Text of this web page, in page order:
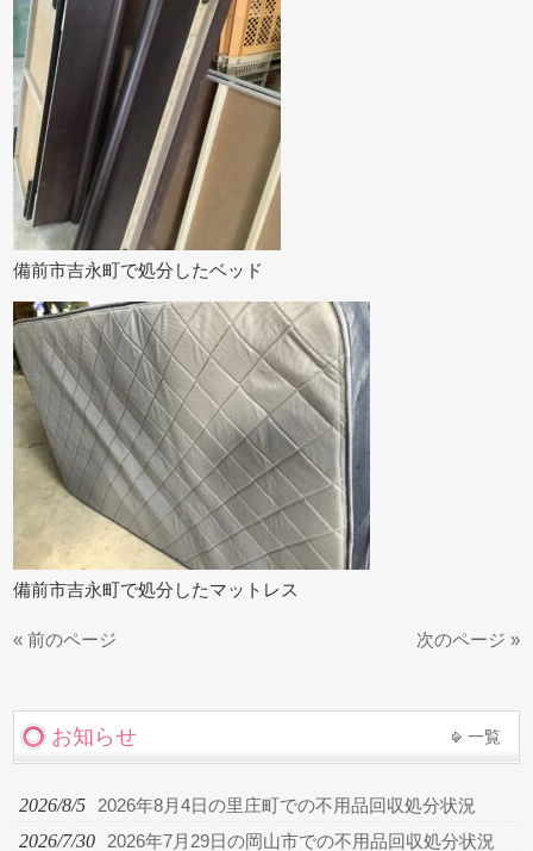
備前市吉永町で処分したベッド
備前市吉永町で処分したマットレス
« 前のページ 次のページ »
お知らせ 一覧
2026/8/5 2026年8月4日の里庄町での不用品回収処分状況
2026/7/30 2026年7月29日の岡山市での不用品回収処分状況